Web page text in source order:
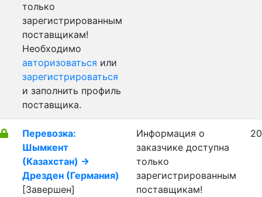
только
зарегистрированным
поставщикам!
Необходимо
авторизоваться или
зарегистрироваться
и заполнить профиль
поставщика.
Перевозка:
Шымкент
(Казахстан) ->
Дрезден (Германия)
[Завершен]
Информация о
заказчике доступна
только
зарегистрированным
поставщикам!